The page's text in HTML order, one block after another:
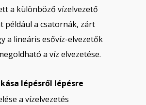
a különböző vízelvezető
például a csatornák, zárt
a lineáris esővíz-elvezetők
a víz elvezetése.
lépésről lépésre
a vízelvezetés